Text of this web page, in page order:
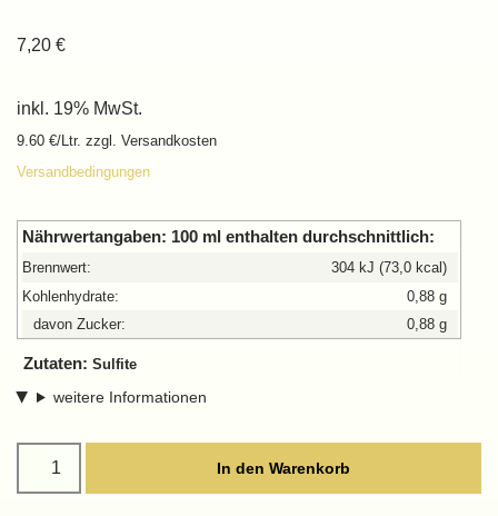
7,20 €
inkl. 19% MwSt.
9.60 €/Ltr. zzgl. Versandkosten
Versandbedingungen
Nährwertangaben: 100 ml enthalten durchschnittlich:
Brennwert:
304 kJ (73,0 kcal)
Kohlenhydrate:
0,88 g
davon Zucker:
0,88 g
Zutaten: Sulfite
weitere Informationen
In den Warenkorb